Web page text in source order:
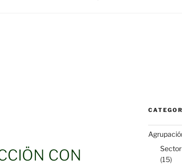
CON
Sector
(15)